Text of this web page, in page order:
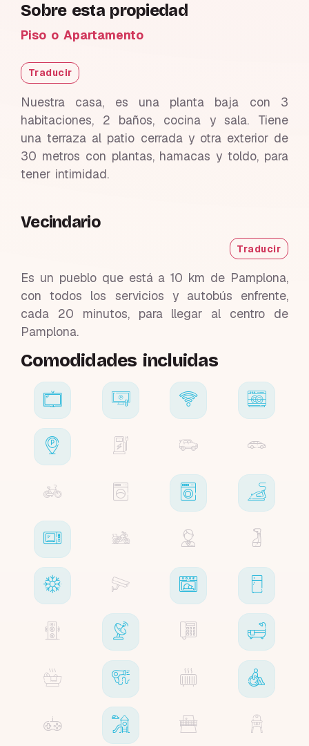
Sobre esta propiedad
Piso o Apartamento
Traducir
Nuestra casa, es una planta baja con 3
habitaciones, 2 baños, cocina y sala. Tiene
una terraza al patio cerrada y otra exterior de
30 metros con plantas, hamacas y toldo, para
tener intimidad.
Vecindario
Traducir
Es un pueblo que está a 10 km de Pamplona,
con todos los servicios y autobús enfrente,
cada 20 minutos, para llegar al centro de
Pamplona.
Comodidades incluidas